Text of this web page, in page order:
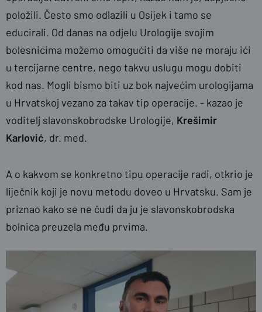
položili. Često smo odlazili u Osijek i tamo se
educirali. Od danas na odjelu Urologije svojim
bolesnicima možemo omogućiti da više ne moraju ići
u tercijarne centre, nego takvu uslugu mogu dobiti
kod nas. Mogli bismo biti uz bok najvećim urologijama
u Hrvatskoj vezano za takav tip operacije. - kazao je
voditelj slavonskobrodske Urologije, Krešimir
Karlović, dr. med.
A o kakvom se konkretno tipu operacije radi, otkrio je
liječnik koji je novu metodu doveo u Hrvatsku. Sam je
priznao kako se ne čudi da ju je slavonskobrodska
bolnica preuzela među prvima.